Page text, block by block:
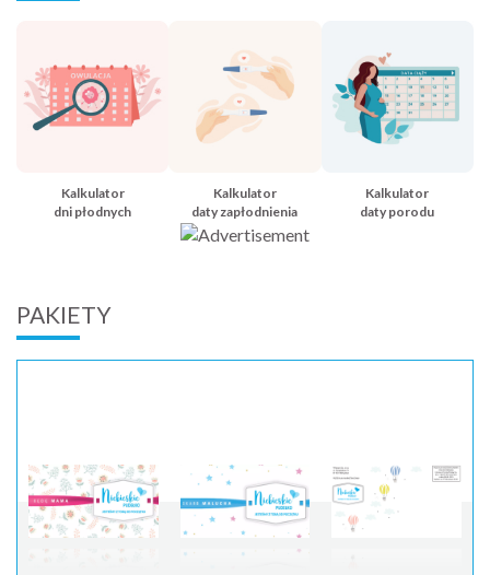
Kalkulator
dni płodnych
Kalkulator
daty zapłodnienia
Kalkulator
daty porodu
PAKIETY